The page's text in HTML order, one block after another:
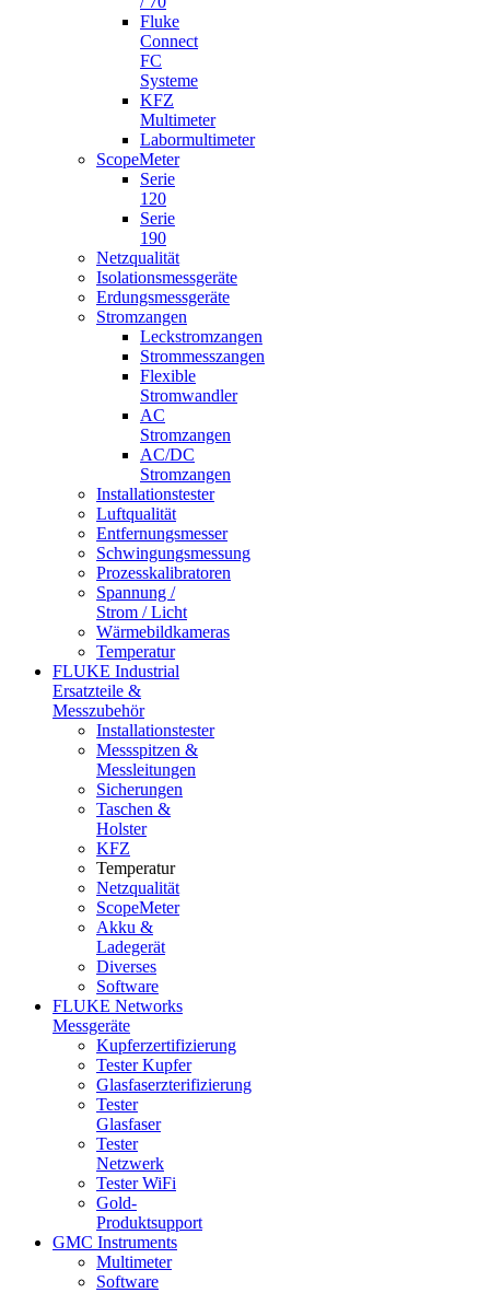
Fluke
Connect
FC
Systeme
KFZ
Multimeter
Labormultimeter
ScopeMeter
Serie
120
Serie
190
Netzqualität
Isolationsmessgeräte
Erdungsmessgeräte
Stromzangen
Leckstromzangen
Strommesszangen
Flexible
Stromwandler
AC
Stromzangen
AC/DC
Stromzangen
Installationstester
Luftqualität
Entfernungsmesser
Schwingungsmessung
Prozesskalibratoren
Spannung /
Strom / Licht
Wärmebildkameras
Temperatur
FLUKE Industrial
Ersatzteile &
Messzubehör
Installationstester
Messspitzen &
Messleitungen
Sicherungen
Taschen &
Holster
KFZ
Temperatur
Netzqualität
ScopeMeter
Akku &
Ladegerät
Diverses
Software
FLUKE Networks
Messgeräte
Kupferzertifizierung
Tester Kupfer
Glasfaserzterifizierung
Tester
Glasfaser
Tester
Netzwerk
Tester WiFi
Gold-
Produktsupport
GMC Instruments
Multimeter
Software